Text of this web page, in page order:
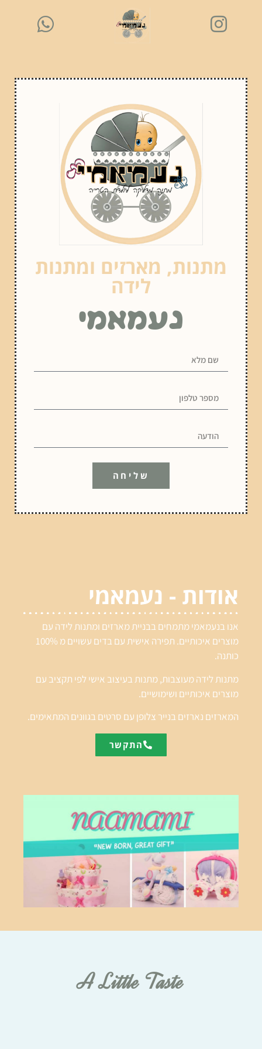
מתנות, מארזים ומתנות
לידה
נעמאמי
שליחה
אודות - נעמאמי
אנו בנעמאמי מתמחים בבניית מארזים ומתנות לידה עם
מוצרים איכותיים. תפירה אישית עם בדים עשויים מ 100%
כותנה.
מתנות לידה מעוצבות, מתנות בעיצוב אישי לפי תקציב עם
מוצרים איכותיים ושימושיים.
המארזים נארזים בנייר צלופן עם סרטים בגוונים המתאימים.
התקשר
A Little Taste